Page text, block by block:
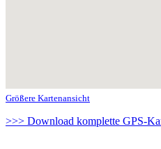
Größere Kartenansicht
>>> Download komplette GPS-